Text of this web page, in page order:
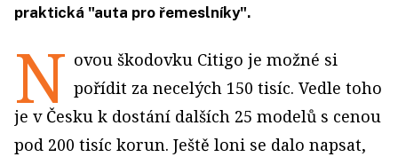
praktická "auta pro řemeslníky".
N ovou škodovku Citigo je možné si
pořídit za necelých 150 tisíc. Vedle toho
je v Česku k dostání dalších 25 modelů s cenou
pod 200 tisíc korun. Ještě loni se dalo napsat,